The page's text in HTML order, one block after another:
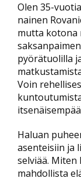
Olen 35-
nainen
mutta kotona
pyörätuolilla
Voin
Haluan
asenteisiin ja
selviää.
mahdollista